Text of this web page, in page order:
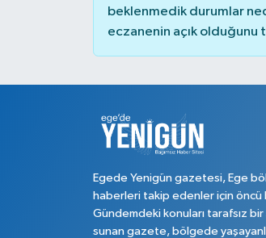
beklenmedik durumlar
eczanenin açık olduğunu
Egede Yenigün gazetesi, Ege
haberleri takip edenler için öncü
Gündemdeki konuları tarafsız
sunan gazete, bölgede